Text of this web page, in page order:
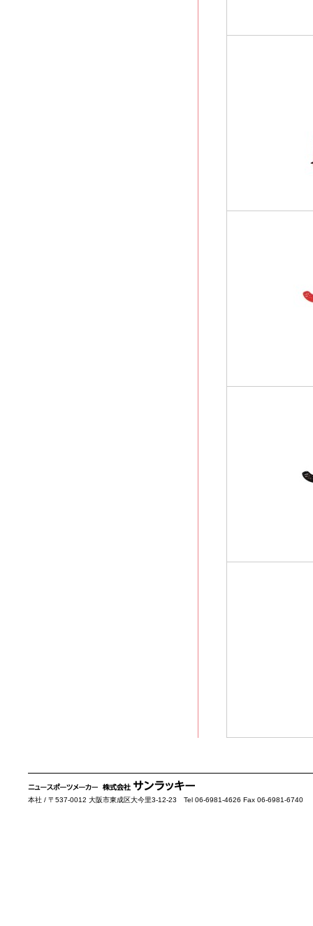
本社 / 〒537-0012 大阪市東成区大今里3-12-23 Tel 06-6981-4626 Fax 06-6981-6740